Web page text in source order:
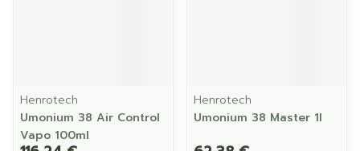
Henrotech
Umonium 38 Air Control
Vapo 100ml
Henrotech
Umonium 38 Master 1l